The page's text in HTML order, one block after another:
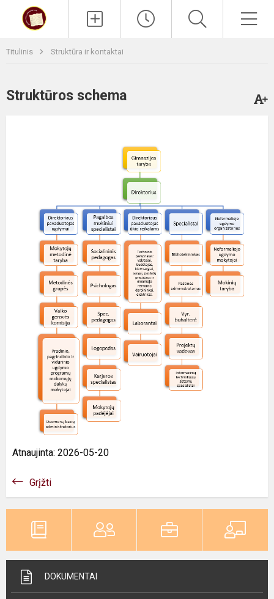
Titulinis Struktūra ir kontaktai
Struktūros schema
Atnaujinta: 2026-05-20
Grįžti
DOKUMENTAI